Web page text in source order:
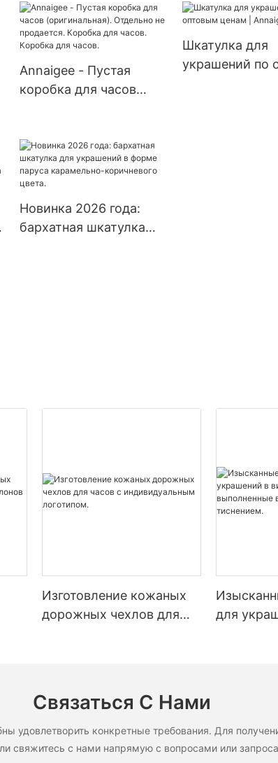
коробка.
пакетами, оберточной
бумагой, лентами,
картонными
коробками для
упаковки.
ювелирных
бумаги для
ожерелий,
Annaigee - Пустая
коробка для часов
продается. Коробка
для часов. Коробка для
часов.
Шкатулка для
украшений по
Новинка 2026 года:
бархатная шкатулка
Изготовление кожаных
дорожных чехлов для
для
Связаться С Нами
удовлетворить конкретные требования. Для
свяжитесь с нами напрямую с вопросами или